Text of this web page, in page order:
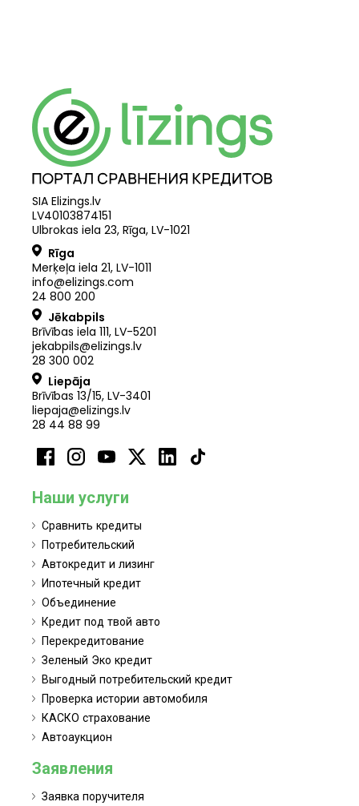
SIA Elizings.lv
LV40103874151
Ulbrokas iela 23, Rīga, LV-1021
Rīga
Merķeļa iela 21, LV-1011
info@elizings.com
24 800 200
Jēkabpils
Brīvības iela 111, LV-5201
jekabpils@elizings.lv
28 300 002
Liepāja
Brīvības 13/15, LV-3401
liepaja@elizings.lv
28 44 88 99
Наши услуги
Сравнить кредиты
Потребительский
Автокредит и лизинг
Ипотечный кредит
Объединение
Кредит под твой авто
Перекредитование
Зеленый Эко кредит
Выгодный потребительский кредит
Проверка истории автомобиля
КАСКО страхование
Автоаукцион
Заявления
Заявка поручителя